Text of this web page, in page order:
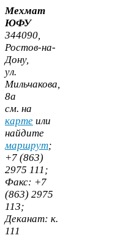
Мехмат
ЮФУ
344090,
Ростов-​на-​
Дону,
ул.
Мильчакова,
8а
cм. на
карте или
найдите
маршрут;
+7 (863)
2975 111;
Факс: +7
(863) 2975
113;
Деканат: к.
111